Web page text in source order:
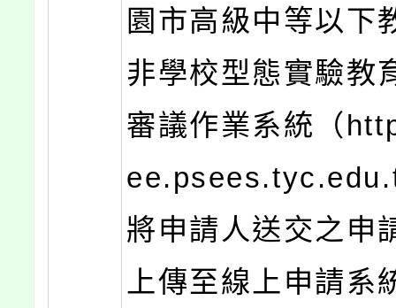
園市高級中等以下
非學校型態實驗教
審議作業系統（
將申請人送交之申
上傳至線上申請系